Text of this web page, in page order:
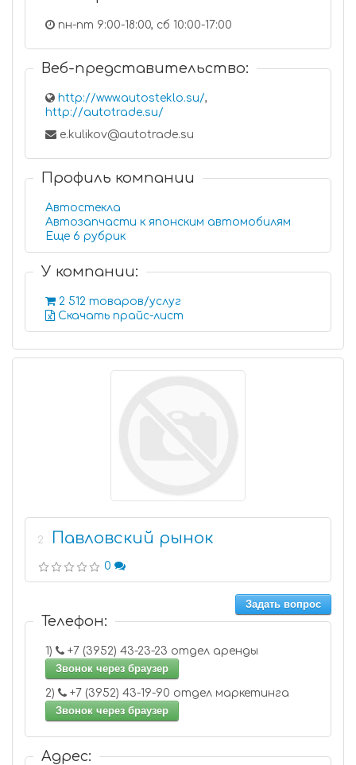
пн-пт 9:00-18:00, сб 10:00-17:00
Веб-представительство:
http://www.autosteklo.su/,
http://autotrade.su/
e.kulikov@autotrade.su
Профиль компании
Автостекла
Автозапчасти к японским автомобилям
Еще 6 рубрик
У компании:
2 512 товаров/услуг
Скачать прайс-лист
2 Павловский рынок
0
Задать вопрос
Телефон:
1)
+7 (3952) 43-23-23 отдел аренды
Звонок через браузер
2)
+7 (3952) 43-19-90 отдел маркетинга
Звонок через браузер
Адрес: